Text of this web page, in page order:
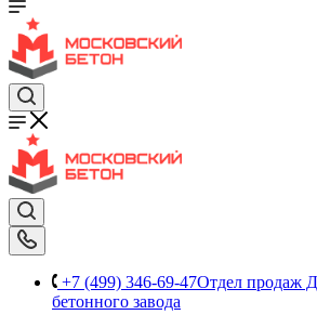
+7 (499) 346-69-47Отдел продаж
бетонного завода